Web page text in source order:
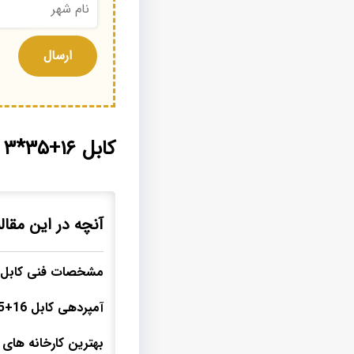
کابل ۱۶+۳۵*۳ افشان نمایندگی فروش
آنچه در این
مشخصات فنی کابل 16+35*3
آمپردهی کابل 16+35*3 افشان در مسافت های مختلف
بهترین کارخانه های تولید